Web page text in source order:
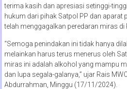
terima kasih dan apresiasi setinggi-
hukum dari pihak Satpol PP dan aparat
telah menggagalkan peredaran miras di
“Semoga penindakan ini tidak hanya
melainkan harus terus menerus oleh
miras ini adalah alkohol yang mampu
dan lupa segala-galanya,” ujar Rais
Abdurrahman, Minggu (17/11/2024).